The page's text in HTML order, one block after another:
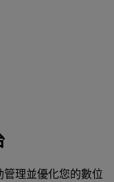
理並優化您的數位